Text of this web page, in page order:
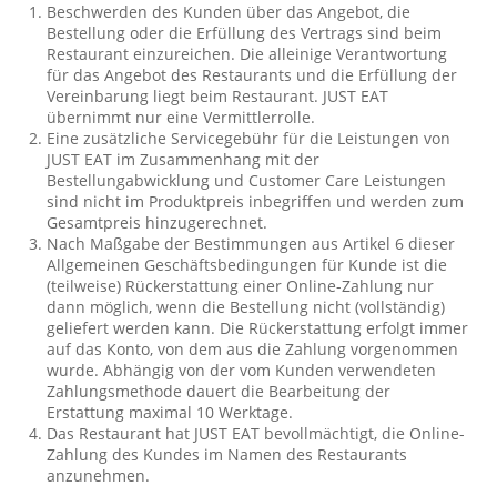
Beschwerden des Kunden über das Angebot, die
Bestellung oder die Erfüllung des Vertrags sind beim
Restaurant einzureichen. Die alleinige Verantwortung
für das Angebot des Restaurants und die Erfüllung der
Vereinbarung liegt beim Restaurant. JUST EAT
übernimmt nur eine Vermittlerrolle.
Eine zusätzliche Servicegebühr für die Leistungen von
JUST EAT im Zusammenhang mit der
Bestellungabwicklung und Customer Care Leistungen
sind nicht im Produktpreis inbegriffen und werden zum
Gesamtpreis hinzugerechnet.
Nach Maßgabe der Bestimmungen aus Artikel 6 dieser
Allgemeinen Geschäftsbedingungen für Kunde ist die
(teilweise) Rückerstattung einer Online-Zahlung nur
dann möglich, wenn die Bestellung nicht (vollständig)
geliefert werden kann. Die Rückerstattung erfolgt immer
auf das Konto, von dem aus die Zahlung vorgenommen
wurde. Abhängig von der vom Kunden verwendeten
Zahlungsmethode dauert die Bearbeitung der
Erstattung maximal 10 Werktage.
Das Restaurant hat JUST EAT bevollmächtigt, die Online-
Zahlung des Kundes im Namen des Restaurants
anzunehmen.